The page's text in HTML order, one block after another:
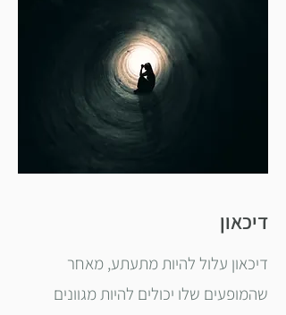
דיכאון
דיכאון עלול להיות מתעתע, מאחר
שהמופעים שלו יכולים להיות מגוונים